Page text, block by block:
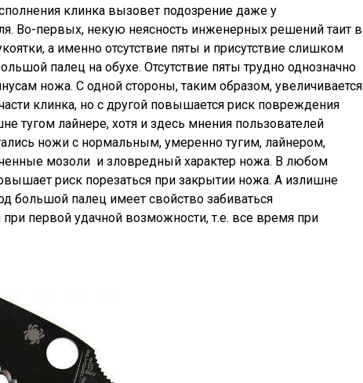
клинка вызовет подозрение даже у
Во-первых, некую неясность инженерных решений таит в
а именно отсутствие пяты и присутствие слишком
палец на обухе. Отсутствие пяты трудно однозначно
ножа. С одной стороны, таким образом, увеличивается
клинка, но с другой повышается риск повреждения
тугом лайнере, хотя и здесь мнения пользователей
ножи с нормальным, умеренно тугим, лайнером,
мозоли и зловредный характер ножа. В любом
риск порезаться при закрытии ножа. А излишне
большой палец имеет свойство забиваться
первой удачной возможности, т.е. все время при